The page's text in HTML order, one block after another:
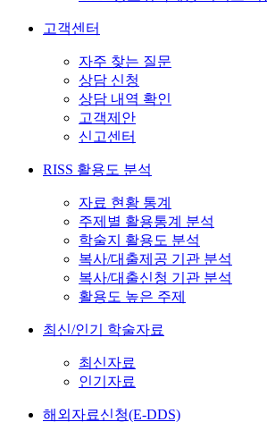
고객센터
자주 찾는 질문
상담 신청
상담 내역 확인
고객제안
신고센터
RISS 활용도 분석
자료 현황 통계
주제별 활용통계 분석
학술지 활용도 분석
복사/대출제공 기관 분석
복사/대출신청 기관 분석
활용도 높은 주제
최신/인기 학술자료
최신자료
인기자료
해외자료신청(E-DDS)